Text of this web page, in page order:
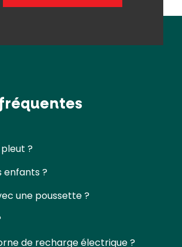
?
enfants ?
une poussette ?
de recharge électrique ?